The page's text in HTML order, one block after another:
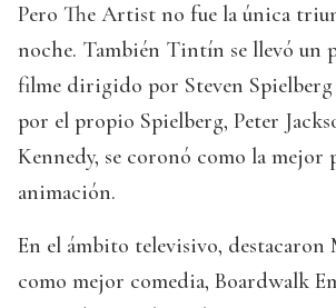
Pero The Artist no fue la única
noche. También Tintín se llevó un
filme dirigido por Steven
por el propio Spielberg, Peter
Kennedy, se coronó como la mejor
animación.
En el ámbito televisivo, destacaron
como mejor comedia, Boardwalk